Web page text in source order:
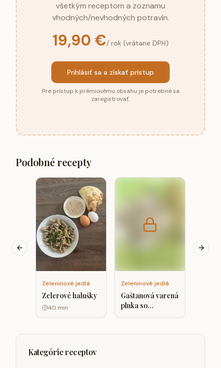
všetkým receptom a zoznamu
vhodných/nevhodných potravín.
19,90 €/ rok (vrátane DPH)
Prihlásiť sa a získať prístup
Pre prístup k prémiovému obsahu je potrebné sa
zaregistrovať.
Podobné recepty
Zeleninové jedlá
Zelerové halušky
40 min
Zeleninové jedlá
Gaštanová varená
plnka so
špenátom a
proteínom.
Previous slide Next
Kategórie receptov